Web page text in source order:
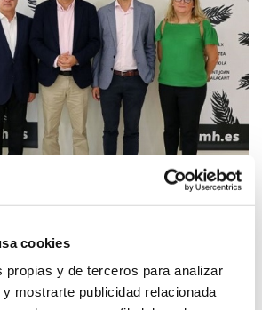
cookies
propias y de terceros para analizar
mostrarte publicidad relacionada
de proyectos
y de investigación